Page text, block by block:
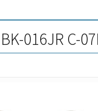
016JR C-